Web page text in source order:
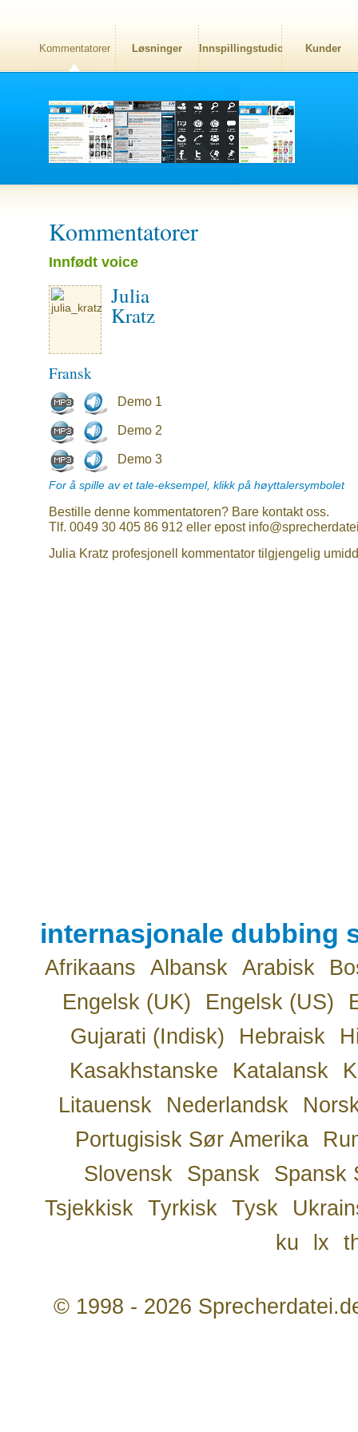
Kommentatorer Løsninger Innspillingstudio Kunder
Kommentatorer
Innfødt voice
Julia
Kratz
Fransk
Demo 1
Demo 2
Demo 3
For å spille av et tale-eksempel, klikk på høyttalersymbolet
Bestille denne kommentatoren? Bare kontakt oss.
Tlf. 0049 30 405 86 912 eller epost
Julia Kratz profesjonell kommentator tilgjengelig
internasjonale dubbing
Afrikaans Albansk Arabisk
Engelsk (UK)
Engelsk (US)
Gujarati (Indisk)
Hebraisk
Kasakhstanske
Katalansk
Litauensk
Nederlandsk
Portugisisk Sør Amerika
Slovensk
Spansk
Spansk
Tsjekkisk
Tyrkisk Tysk
ku
lx
© 1998 - 2026